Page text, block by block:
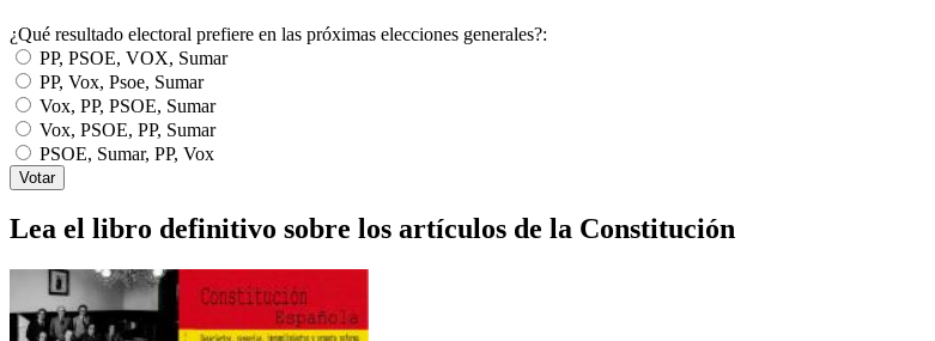
¿Qué resultado electoral prefiere en las próximas elecciones generales?:
PP, PSOE, VOX, Sumar
PP, Vox, Psoe, Sumar
Vox, PP, PSOE, Sumar
Vox, PSOE, PP, Sumar
PSOE, Sumar, PP, Vox
Lea el libro definitivo sobre los artículos de la Constitución